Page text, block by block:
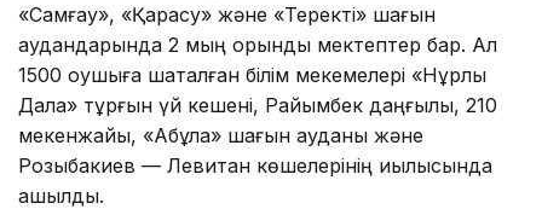
«Самғау», «Қарасу» және «Теректі» шағын
аудандарында 2 мың орындық мектептер бар. Ал
1500 оқушыға шақталған білім мекемелері «Нұрлы
Дала» тұрғын үй кешені, Райымбек даңғылы, 210
мекенжайы, «Ақбұлақ» шағын ауданы және
Розыбакиев — Левитан көшелерінің қиылысында
ашылды.